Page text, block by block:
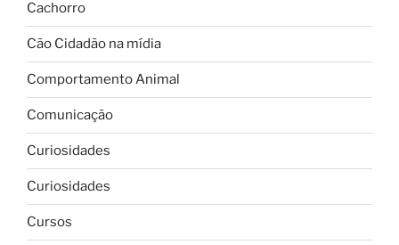
Cachorro
Cão Cidadão na mídia
Comportamento Animal
Comunicação
Curiosidades
Curiosidades
Cursos